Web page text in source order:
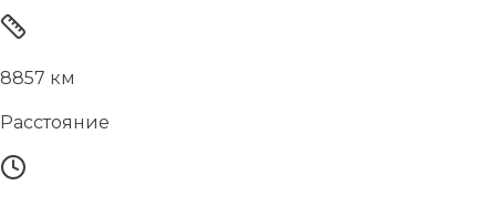
8857 км
Расстояние